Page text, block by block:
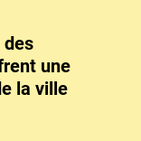
une
la ville